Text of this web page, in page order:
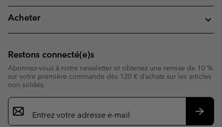
Acheter
Restons connecté(e)s
Abonnez-vous à notre newsletter et obtenez une remise de 10 %
sur votre première commande dès 120 € d’achats sur les articles
non soldés.
Inscription
par
e-